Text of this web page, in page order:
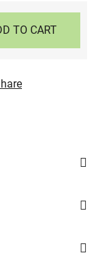
TO CART